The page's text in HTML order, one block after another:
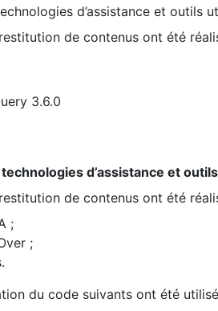
d’assistance et outils
de contenus ont été
3.6.0
d’assistance et
de contenus ont été
;
;
du code suivants ont été